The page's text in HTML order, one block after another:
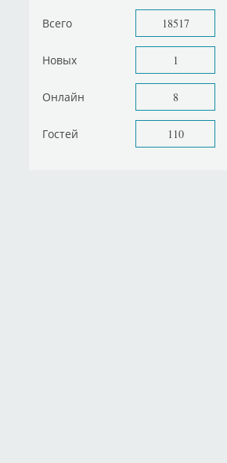
Всего 18517
Новых 1
Онлайн 8
Гостей 110